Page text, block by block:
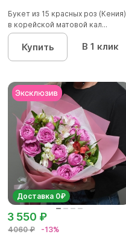
Букет из 15 красных роз (Кения)
в корейской матовой кал...
Купить В 1 клик
Доставка 0₽
4060 ₽ -13%
3 550 ₽